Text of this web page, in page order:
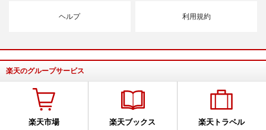
ヘルプ 利用規約
楽天のグループサービス
楽天市場 楽天ブックス 楽天トラベル